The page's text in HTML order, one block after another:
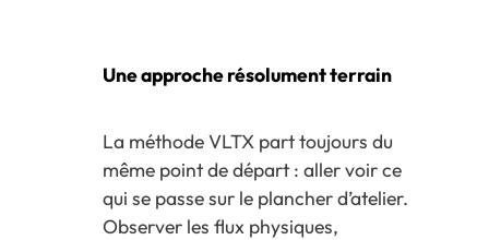
Une approche résolument terrain
La méthode VLTX part toujours du
même point de départ : aller voir ce
qui se passe sur le plancher d’atelier.
Observer les flux physiques,